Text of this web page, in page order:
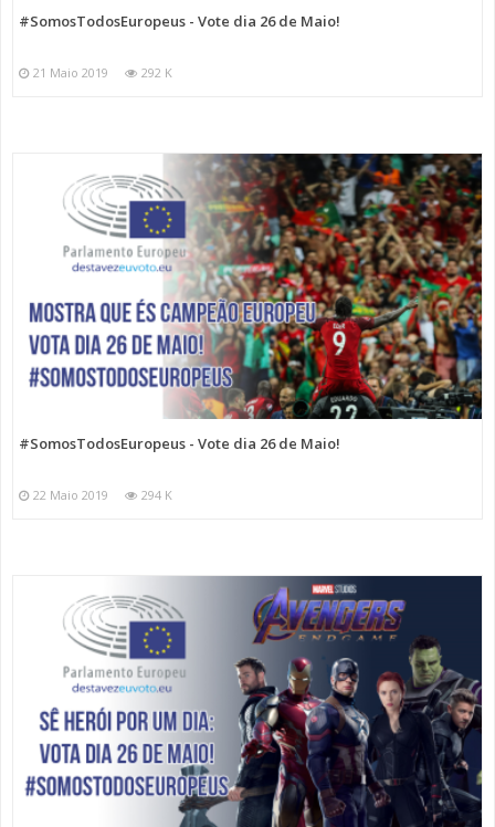
#SomosTodosEuropeus - Vote dia 26 de Maio!
21 Maio 2019 292 K
#SomosTodosEuropeus - Vote dia 26 de Maio!
22 Maio 2019 294 K